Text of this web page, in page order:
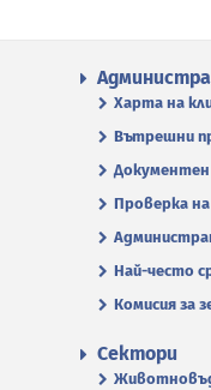
Харта на
Вътрешни
Проверка на
Най-често
Комисия за
Сектори